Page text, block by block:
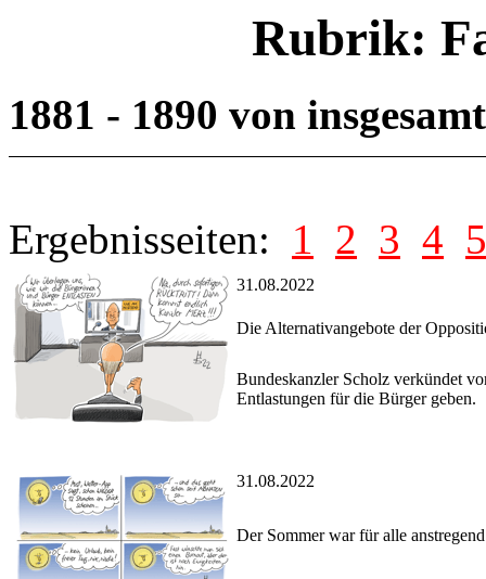
Rubrik:
1881 - 1890 von
Ergebnisseiten: 1 2 3 4 5
31.08.2022
Die Alternativangebote der
Bundeskanzler Scholz verkündet
Entlastungen für die Bürger geben.
31.08.2022
Der Sommer war für alle anstregend